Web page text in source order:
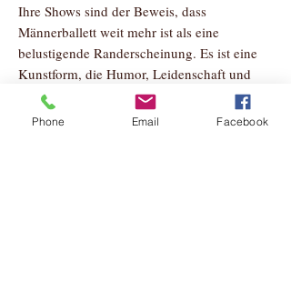
Ihre Shows sind der Beweis, dass
Männerballett weit mehr ist als eine
belustigende Randerscheinung. Es ist eine
Kunstform, die Humor, Leidenschaft und
Tanz auf unverwechselbare Weise vereint.
Wer die Bachem Backespöppche einmal live
Phone Email Facebook